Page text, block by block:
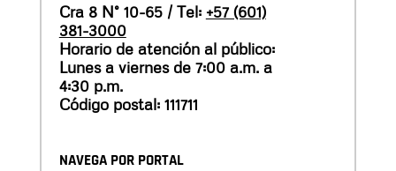
Cra 8 N° 10-65 / Tel: +57 (601)
381-3000
Horario de atención al público:
Lunes a viernes de 7:00 a.m. a
4:30 p.m.
Código postal: 111711
NAVEGA POR PORTAL